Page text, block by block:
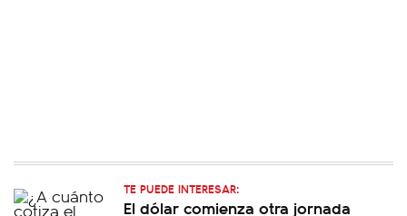
TE PUEDE INTERESAR:
El dólar comienza otra jornada